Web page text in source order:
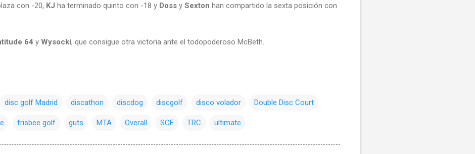
con -20, KJ ha terminado quinto con -18 y Doss y Sexton han compartido la sexta posición con
64 y Wysocki, que consigue otra victoria ante el todopoderoso McBeth.
disc golf Madrid discathon discdog discgolf disco volador Double Disc Court
frisbee golf guts MTA Overall SCF TRC ultimate